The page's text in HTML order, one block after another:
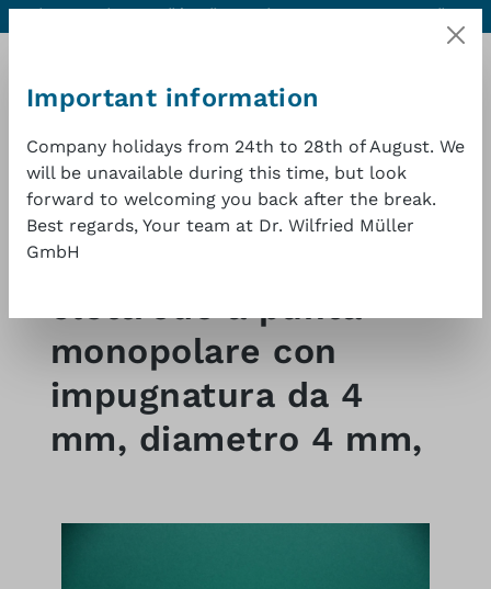
Aiuto e contatti Qualità eccellente a un buon prezzo
1 anno di
Shop
elettrodo a punta
monopolare con
impugnatura da 4
mm, diametro 4 mm,
Important information
Company holidays from 24th to 28th of August. We
will be unavailable during this time, but look
forward to welcoming you back after the break.
Best regards, Your team at Dr. Wilfried Müller
GmbH